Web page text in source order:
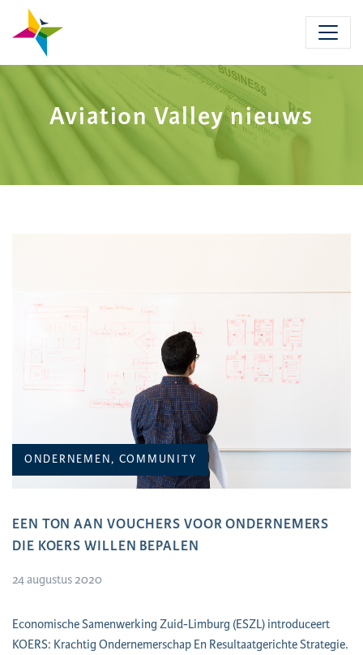
content
Aviation Valley nieuws
ONDERNEMEN, COMMUNITY
EEN TON AAN VOUCHERS VOOR ONDERNEMERS
DIE KOERS WILLEN BEPALEN
24 augustus 2020
​Economische Samenwerking Zuid-Limburg (ESZL) introduceert
KOERS: Krachtig Ondernemerschap En Resultaatgerichte Strategie.